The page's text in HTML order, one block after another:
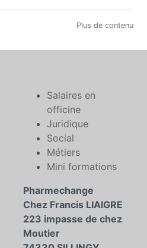
Plus de contenu
Salaires en
officine
Juridique
Social
Métiers
Mini formations
Pharmechange
Chez Francis LIAIGRE
223 impasse de chez
Moutier